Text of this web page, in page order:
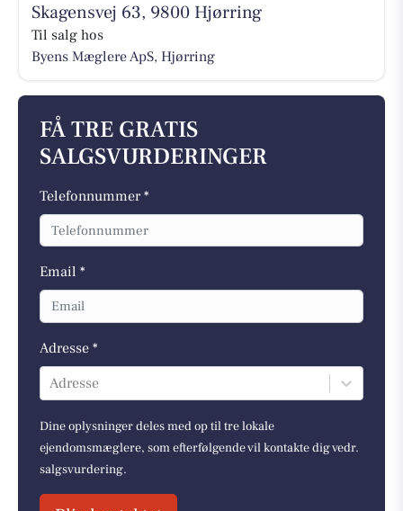
Skagensvej 63, 9800 Hjørring
Til salg hos
Byens Mæglere ApS, Hjørring
FÅ TRE GRATIS
SALGSVURDERINGER
Telefonnummer *
Email *
Adresse *
Adresse
Dine oplysninger deles med op til tre lokale
ejendomsmæglere, som efterfølgende vil kontakte dig vedr.
salgsvurdering.